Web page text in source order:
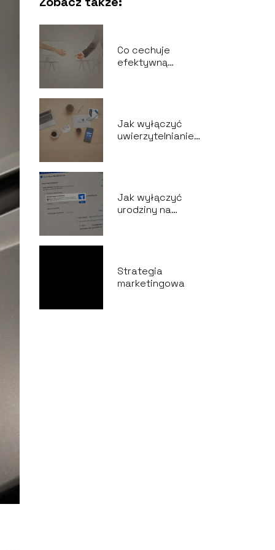
Co cechuje
efektywną
Jak wyłączyć
uwierzytelnianie
Jak wyłączyć
urodziny na
Strategia
marketingowa